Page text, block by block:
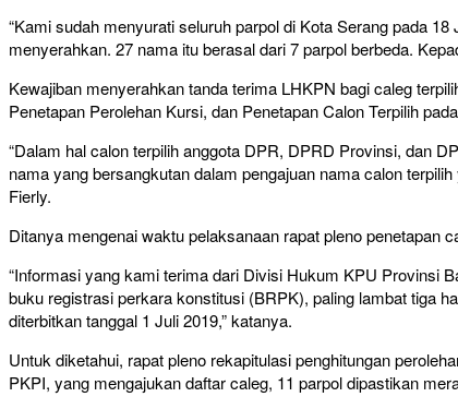
“Kami sudah menyurati seluruh parpol di Kota Serang pada
menyerahkan. 27 nama itu berasal dari 7 parpol berbeda.
Kewajiban menyerahkan tanda terima LHKPN bagi caleg
Penetapan Perolehan Kursi, dan Penetapan Calon Terpilih
“Dalam hal calon terpilih anggota DPR, DPRD Provinsi, dan
nama yang bersangkutan dalam pengajuan nama calon
Fierly.
Ditanya mengenai waktu pelaksanaan rapat pleno penetapan
“Informasi yang kami terima dari Divisi Hukum KPU Provinsi
buku registrasi perkara konstitusi (BRPK), paling lambat tiga
diterbitkan tanggal 1 Juli 2019,” katanya.
Untuk diketahui, rapat pleno rekapitulasi penghitungan
PKPI, yang mengajukan daftar caleg, 11 parpol dipastikan